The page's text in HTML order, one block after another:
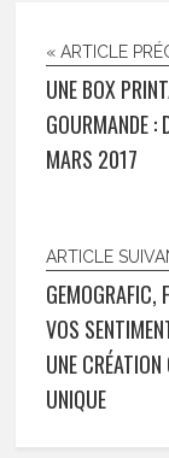
« ARTICLE
UNE BOX
GOURMANDE :
MARS 2017
ARTICLE
GEMOGRAFIC,
VOS
UNE
UNIQUE